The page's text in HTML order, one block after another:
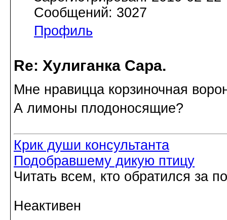
Сообщений: 3027
Профиль
Re: Хулиганка Сара.
Мне нравицца корзиночная
А лимоны плодоносящие?
Крик души консультанта
Подобравшему дикую птицу
Читать всем, кто обратился за
Неактивен